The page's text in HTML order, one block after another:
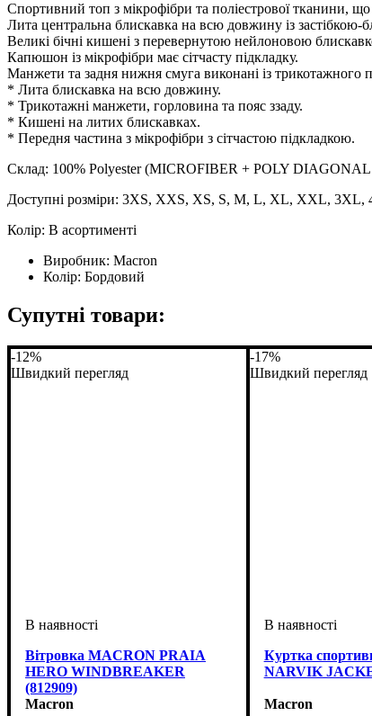
Спортивний топ з мікрофібри та поліестрової тканини, що
Лита центральна блискавка на всю довжину із
Великі бічні кишені з перевернутою нейлоновою
Капюшон із мікрофібри має сітчасту підкладку.
Манжети та задня нижня смуга виконані із трикотажного
* Лита блискавка на всю довжину.
* Трикотажні манжети, горловина та пояс ззаду.
* Кишені на литих блискавках.
* Передня частина з мікрофібри з сітчастою підкладкою.
Склад: 100% Polyester (MICROFIBER + POLY
Доступні розміри: 3XS, XXS, XS, S, M, L, XL, XXL, 3XL,
Колір: В асортименті
Виробник: Macron
Колір: Бордовий
Супутні товари:
-12%
Швидкий перегляд
Вітровка MACRON PRAIA
HERO WINDBREAKER
(812909)
Macron
-17%
Швидкий перегляд
Куртка
NARVIK
Macron